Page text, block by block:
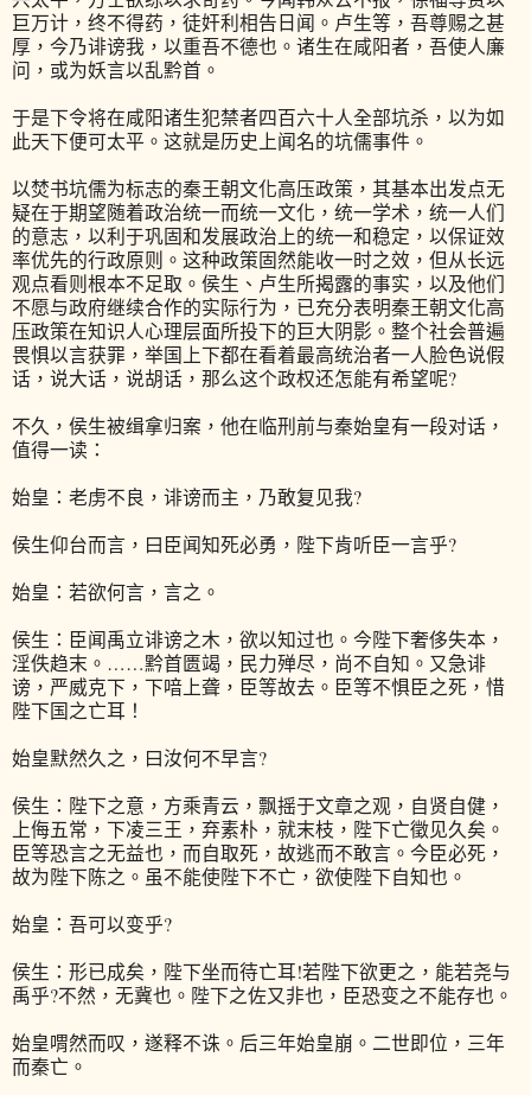
巨万计，终不得药，徒奸利相告日闻。卢生等，吾尊赐之甚
厚，今乃诽谤我，以重吾不德也。诸生在咸阳者，吾使人廉
问，或为妖言以乱黔首。
于是下令将在咸阳诸生犯禁者四百六十人全部坑杀，以为如
此天下便可太平。这就是历史上闻名的坑儒事件。
以焚书坑儒为标志的秦王朝文化高压政策，其基本出发点无
疑在于期望随着政治统一而统一文化，统一学术，统一人们
的意志，以利于巩固和发展政治上的统一和稳定，以保证效
率优先的行政原则。这种政策固然能收一时之效，但从长远
观点看则根本不足取。侯生、卢生所揭露的事实，以及他们
不愿与政府继续合作的实际行为，已充分表明秦王朝文化高
压政策在知识人心理层面所投下的巨大阴影。整个社会普遍
畏惧以言获罪，举国上下都在看着最高统治者一人脸色说假
话，说大话，说胡话，那么这个政权还怎能有希望呢?
不久，侯生被缉拿归案，他在临刑前与秦始皇有一段对话，
值得一读：
始皇：老虏不良，诽谤而主，乃敢复见我?
侯生仰台而言，曰臣闻知死必勇，陛下肯听臣一言乎?
始皇：若欲何言，言之。
侯生：臣闻禹立诽谤之木，欲以知过也。今陛下奢侈失本，
淫佚趋末。……黔首匮竭，民力殚尽，尚不自知。又急诽
谤，严威克下，下喑上聋，臣等故去。臣等不惧臣之死，惜
陛下国之亡耳！
始皇默然久之，曰汝何不早言?
侯生：陛下之意，方乘青云，飘摇于文章之观，自贤自健，
上侮五常，下凌三王，弃素朴，就末枝，陛下亡徵见久矣。
臣等恐言之无益也，而自取死，故逃而不敢言。今臣必死，
故为陛下陈之。虽不能使陛下不亡，欲使陛下自知也。
始皇：吾可以变乎?
侯生：形已成矣，陛下坐而待亡耳!若陛下欲更之，能若尧与
禹乎?不然，无冀也。陛下之佐又非也，臣恐变之不能存也。
始皇喟然而叹，遂释不诛。后三年始皇崩。二世即位，三年
而秦亡。